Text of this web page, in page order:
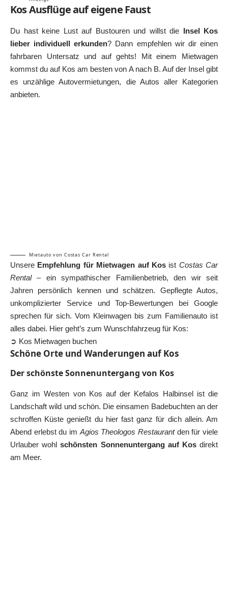
Kos Ausflüge auf eigene Faust
Du hast keine Lust auf Bustouren und willst die Insel Kos
lieber individuell erkunden? Dann empfehlen wir dir einen
fahrbaren Untersatz und auf gehts! Mit einem Mietwagen
kommst du auf Kos am besten von A nach B. Auf der Insel gibt
es unzählige Autovermietungen, die Autos aller Kategorien
anbieten.
Mietauto von Costas Car Rental
Unsere Empfehlung für Mietwagen auf Kosist Costas Car
Rental– ein sympathischer Familienbetrieb, den wir seit
Jahren persönlich kennen und schätzen. Gepflegte Autos,
unkomplizierter Service und Top-Bewertungen bei Google
sprechen für sich. Vom Kleinwagen bis zum Familienauto ist
alles dabei. Hier geht’s zum Wunschfahrzeug für Kos:
➲ Kos Mietwagen buchen
Schöne Orte und Wanderungen auf Kos
Der schönste Sonnenuntergang von Kos
Ganz im Westen von Kos auf der Kefalos Halbinselist die
Landschaft wild und schön. Die einsamen Badebuchten an der
schroffen Küste genießt du hier fast ganz für dich allein. Am
Abend erlebst du im Agios Theologos Restaurantden für viele
Urlauber wohlschönsten Sonnenuntergang auf Kosdirekt
am Meer.